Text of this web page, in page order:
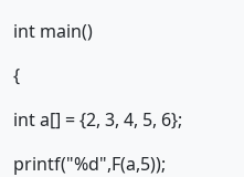
int main()
{
int a[] = {2, 3, 4, 5, 6};
printf("%d",F(a,5));